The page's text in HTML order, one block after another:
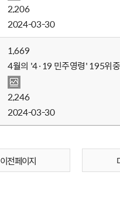
2,206
2024-03-30
1,669
4월의 '4·19 민주영령' 195위
2,246
2024-03-30
이전 페이지